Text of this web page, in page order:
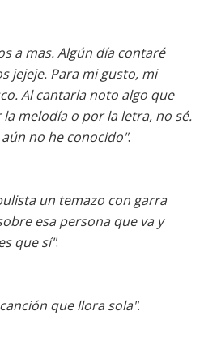
a mas. Algún día contaré
jejeje. Para mi gusto, mi
Al cantarla noto algo que
melodía o por la letra, no sé.
no he conocido".
un temazo con garra
esa persona que va y
que sí".
que llora sola".